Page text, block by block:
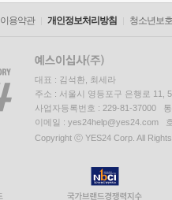
이용약관 개인정보처리방침 청소년보
대표 : 김석환, 최세라
주소 : 서울시 영등포구 은행로 11,
사업자등록번호 : 229-81-37000
이메일 : yes24help@yes24.com
Copyright ⓒ YES24 Corp. All